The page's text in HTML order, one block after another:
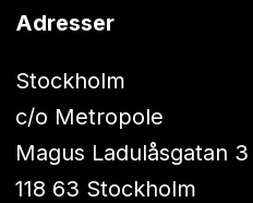
Adresser
Stockholm
c/o Metropole
Magus Ladulåsgatan 3
118 63 Stockholm